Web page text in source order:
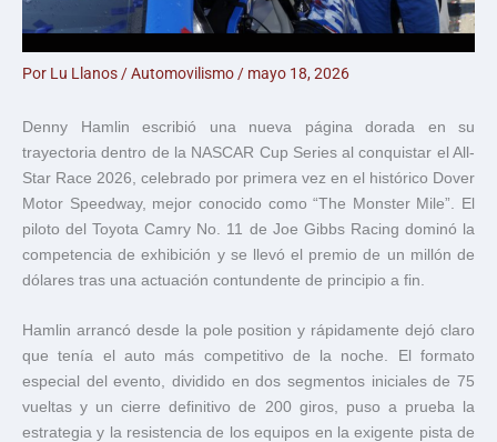
Por Lu Llanos /Automovilismo / mayo 18, 2026
Denny Hamlin escribió una nueva página dorada en su
trayectoria dentro de la NASCAR Cup Series al conquistar el All-
Star Race 2026, celebrado por primera vez en el histórico Dover
Motor Speedway, mejor conocido como “The Monster Mile”. El
piloto del Toyota Camry No. 11 de Joe Gibbs Racing dominó la
competencia de exhibición y se llevó el premio de un millón de
dólares tras una actuación contundente de principio a fin.
Hamlin arrancó desde la pole position y rápidamente dejó claro
que tenía el auto más competitivo de la noche. El formato
especial del evento, dividido en dos segmentos iniciales de 75
vueltas y un cierre definitivo de 200 giros, puso a prueba la
estrategia y la resistencia de los equipos en la exigente pista de